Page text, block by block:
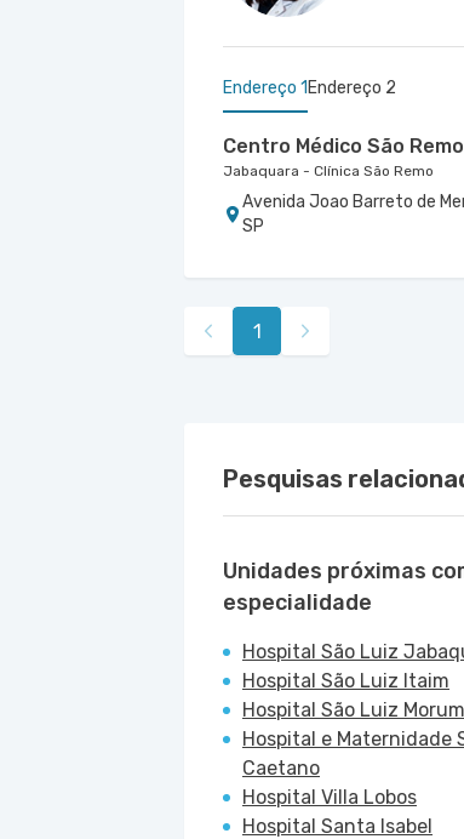
Endereço 1 Endereço 2
Centro Médico São Remo
Jabaquara - Clínica São Remo
Avenida Joao Barreto de
SP
Hospital São Luiz Jabaquara
Rua Das Perobas nr. 266 -
1
Pesquisas
Unidades próximas
especialidade
Hospital São Luiz
Hospital São Luiz Itaim
Hospital São Luiz
Hospital e Maternidade
Caetano
Hospital Villa Lobos
Hospital Santa Isabel